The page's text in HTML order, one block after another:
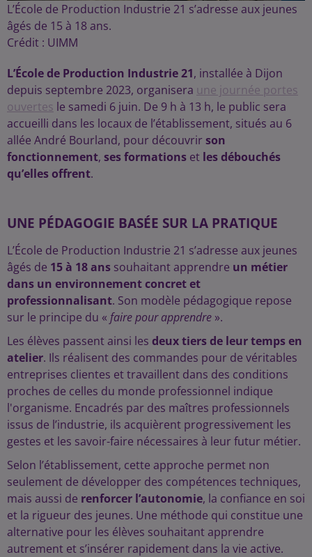
L’École de Production Industrie 21 s’adresse aux jeunes
âgés de 15 à 18 ans.
Crédit : UIMM
L’École de Production Industrie 21, installée à Dijon
depuis septembre 2023, organisera une journée portes
ouvertes le samedi 6 juin. De 9 h à 13 h, le public sera
accueilli dans les locaux de l’établissement, situés au 6
allée André Bourland, pour découvrir son
fonctionnement, ses formations et les débouchés
qu’elles offrent.
UNE PÉDAGOGIE BASÉE SUR LA PRATIQUE
L’École de Production Industrie 21 s’adresse aux jeunes
âgés de 15 à 18 ans souhaitant apprendre un métier
dans un environnement concret et
professionnalisant. Son modèle pédagogique repose
sur le principe du « faire pour apprendre ».
Les élèves passent ainsi les deux tiers de leur temps en
atelier. Ils réalisent des commandes pour de véritables
entreprises clientes et travaillent dans des conditions
proches de celles du monde professionnel indique
l'organisme. Encadrés par des maîtres professionnels
issus de l’industrie, ils acquièrent progressivement les
gestes et les savoir-faire nécessaires à leur futur métier.
Selon l’établissement, cette approche permet non
seulement de développer des compétences techniques,
mais aussi de renforcer l’autonomie, la confiance en soi
et la rigueur des jeunes. Une méthode qui constitue une
alternative pour les élèves souhaitant apprendre
autrement et s’insérer rapidement dans la vie active.